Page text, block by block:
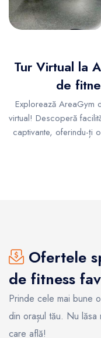
Tur Virtual la
de
Explorează AreaGym
virtual! Descoperă
captivante, oferindu-ți
Ofertele
de fitness
Prinde cele mai bune
din orașul tău. Nu
care află!